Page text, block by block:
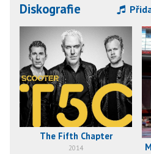
Diskografie
The Fifth Chapter
2014